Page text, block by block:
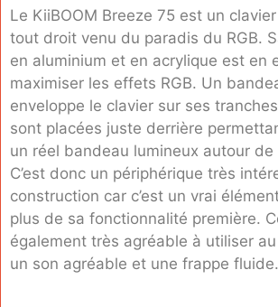
Le KiiBOOM Breeze 75 est un
tout droit venu du paradis du RGB.
en aluminium et en acrylique est en
maximiser les effets RGB. Un
enveloppe le clavier sur ses
sont placées juste derrière
un réel bandeau lumineux autour de
C’est donc un périphérique très
construction car c’est un vrai
plus de sa fonctionnalité première.
également très agréable à utiliser
un son agréable et une frappe fluide.